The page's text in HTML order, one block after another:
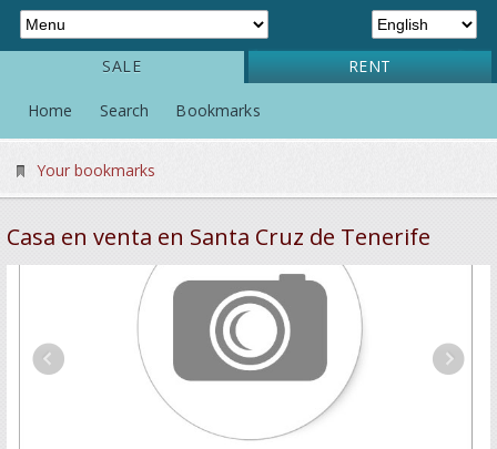
SALE RENT
Home Search Bookmarks
Your bookmarks
Casa en venta en Santa Cruz de Tenerife